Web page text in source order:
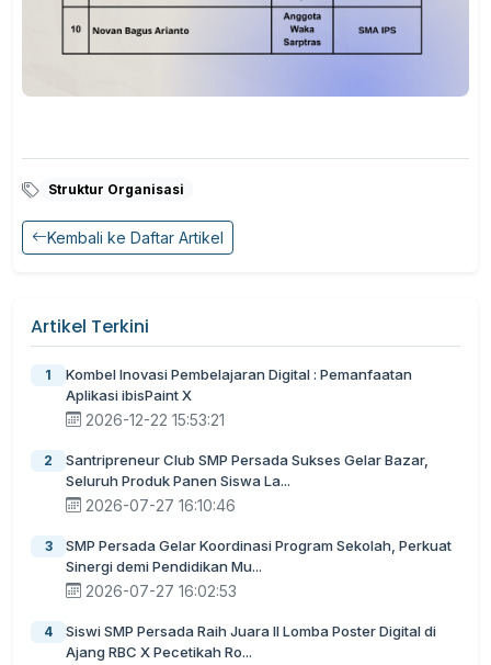
Struktur Organisasi
Kembali ke Daftar Artikel
Artikel Terkini
1
Kombel Inovasi Pembelajaran Digital : Pemanfaatan
Aplikasi ibisPaint X
2026-12-22 15:53:21
2
Santripreneur Club SMP Persada Sukses Gelar Bazar,
Seluruh Produk Panen Siswa La...
2026-07-27 16:10:46
3
SMP Persada Gelar Koordinasi Program Sekolah, Perkuat
Sinergi demi Pendidikan Mu...
2026-07-27 16:02:53
4
Siswi SMP Persada Raih Juara II Lomba Poster Digital di
Ajang RBC X Pecetikah Ro...